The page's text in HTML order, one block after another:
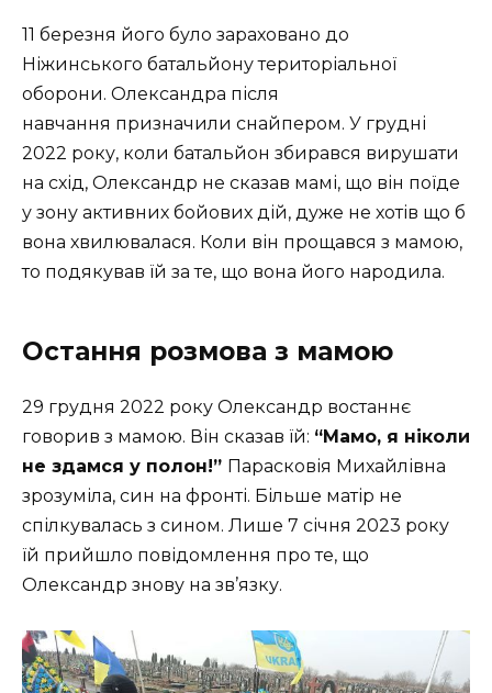
11 березня його було зараховано до
Ніжинського батальйону територіальної
оборони. Олександра після
навчання призначили снайпером. У грудні
2022 року, коли батальйон збирався вирушати
на схід, Олександр не сказав мамі, що він поїде
у зону активних бойових дій, дуже не хотів що б
вона хвилювалася. Коли він прощався з мамою,
то подякував їй за те, що вона його народила.
Остання розмова з мамою
29 грудня 2022 року Олександр востаннє
говорив з мамою. Він сказав їй: “Мамо, я ніколи
не здамся у полон!” Парасковія Михайлівна
зрозуміла, син на фронті. Більше матір не
спілкувалась з сином. Лише 7 січня 2023 року
їй прийшло повідомлення про те, що
Олександр знову на зв’язку.